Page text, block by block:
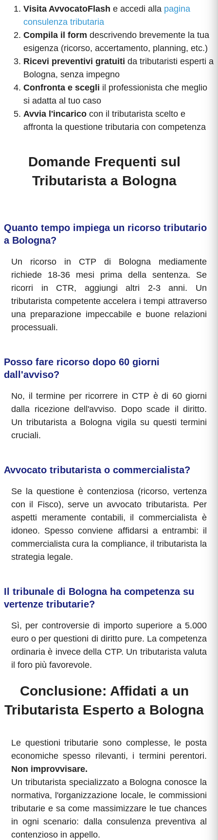
Visita AvvocatoFlash e accedi alla pagina
consulenza tributaria
Compila il form descrivendo brevemente la tua
esigenza (ricorso, accertamento, planning, etc.)
Ricevi preventivi gratuiti da tributaristi esperti a
Bologna, senza impegno
Confronta e scegli il professionista che meglio
si adatta al tuo caso
Avvia l'incarico con il tributarista scelto e
affronta la questione tributaria con competenza
Domande Frequenti sul
Tributarista a Bologna
Quanto tempo impiega un ricorso tributario
a Bologna?
Un ricorso in CTP di Bologna mediamente
richiede 18-36 mesi prima della sentenza. Se
ricorri in CTR, aggiungi altri 2-3 anni. Un
tributarista competente accelera i tempi attraverso
una preparazione impeccabile e buone relazioni
processuali.
Posso fare ricorso dopo 60 giorni
dall'avviso?
No, il termine per ricorrere in CTP è di 60 giorni
dalla ricezione dell'avviso. Dopo scade il diritto.
Un tributarista a Bologna vigila su questi termini
cruciali.
Avvocato tributarista o commercialista?
Se la questione è contenziosa (ricorso, vertenza
con il Fisco), serve un avvocato tributarista. Per
aspetti meramente contabili, il commercialista è
idoneo. Spesso conviene affidarsi a entrambi: il
commercialista cura la compliance, il tributarista la
strategia legale.
Il tribunale di Bologna ha competenza su
vertenze tributarie?
Sì, per controversie di importo superiore a 5.000
euro o per questioni di diritto pure. La competenza
ordinaria è invece della CTP. Un tributarista valuta
il foro più favorevole.
Conclusione: Affidati a un
Tributarista Esperto a Bologna
Le questioni tributarie sono complesse, le posta
economiche spesso rilevanti, i termini perentori.
Non improvvisare.
Un tributarista specializzato a Bologna conosce la
normativa, l'organizzazione locale, le commissioni
tributarie e sa come massimizzare le tue chances
in ogni scenario: dalla consulenza preventiva al
contenzioso in appello.